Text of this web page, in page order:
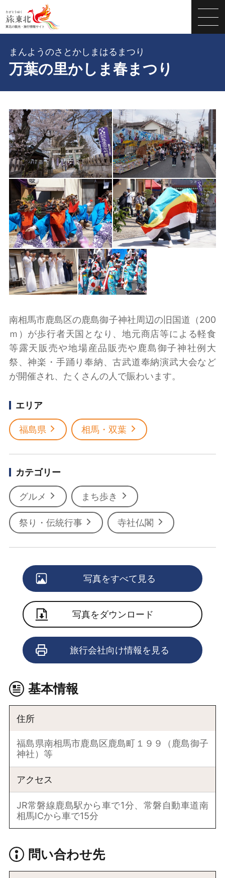
万葉の里かしま春まつり
まんようのさとかしまはるまつり
南相馬市鹿島区の鹿島御子神社周辺の旧国道（200
ｍ）が歩行者天国となり、地元商店等による軽食
等露天販売や地場産品販売や鹿島御子神社例大
祭、神楽・手踊り奉納、古武道奉納演武大会など
が開催され、たくさんの人で賑わいます。
エリア
福島県 相馬・双葉
カテゴリー
グルメ まち歩き
祭り・伝統行事 寺社仏閣
写真をすべて見る
写真をダウンロード
旅行会社向け情報を見る
基本情報
住所
福島県南相馬市鹿島区鹿島町１９９（鹿島御子
神社）等
アクセス
JR常磐線鹿島駅から車で1分、常磐自動車道南
相馬ICから車で15分
問い合わせ先